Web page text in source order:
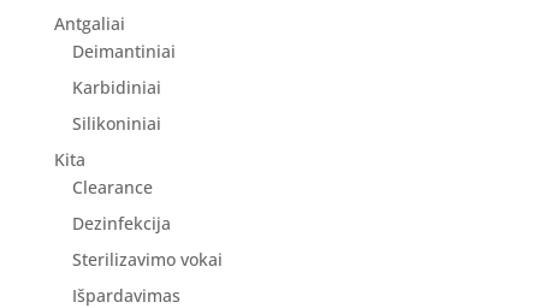
Antgaliai
Deimantiniai
Karbidiniai
Silikoniniai
Kita
Clearance
Dezinfekcija
Sterilizavimo vokai
Išpardavimas